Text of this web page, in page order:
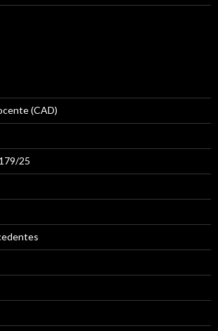
(CAD)
25